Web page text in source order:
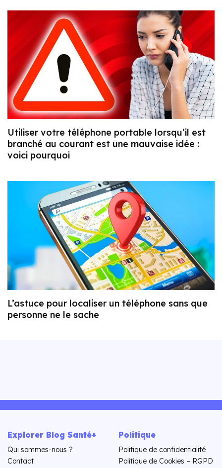
Utiliser votre téléphone portable lorsqu’il est
branché au courant est une mauvaise idée :
voici pourquoi
L’astuce pour localiser un téléphone sans que
personne ne le sache
Explorer Blog Santé+
Qui sommes-nous ?
Contact
Politique
Politique de confidentialité
Politique de Cookies – RGPD